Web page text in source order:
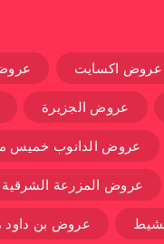
عروض اكسايت
عروض الجزيرة
عروض الدانوب خميس
عروض المزرعة الشرقية
عروض بن داود